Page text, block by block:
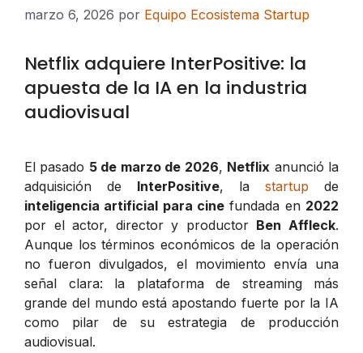
marzo 6, 2026 por Equipo Ecosistema Startup
Netflix adquiere InterPositive: la
apuesta de la IA en la industria
audiovisual
El pasado 5 de marzo de 2026, Netflix anunció la
adquisición de InterPositive, la startup de
inteligencia artificial para cine fundada en 2022
por el actor, director y productor Ben Affleck.
Aunque los términos económicos de la operación
no fueron divulgados, el movimiento envía una
señal clara: la plataforma de streaming más
grande del mundo está apostando fuerte por la IA
como pilar de su estrategia de producción
audiovisual.